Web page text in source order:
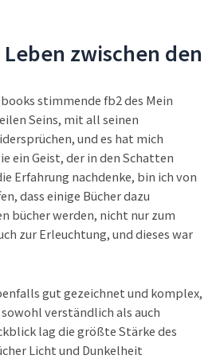
zwischen den
stimmende fb2 des Mein
Seins, mit all seinen
und es hat mich
ein Geist, der in den Schatten
Erfahrung nachdenke, bin ich von
dass einige Bücher dazu
bücher werden, nicht nur zum
zur Erleuchtung, und dieses war
gut gezeichnet und komplex,
verständlich als auch
lag die größte Stärke des
Licht und Dunkelheit